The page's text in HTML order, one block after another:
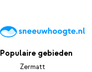
Populaire gebieden
Zermatt